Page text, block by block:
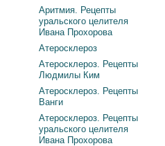
Аритмия. Рецепты
уральского целителя
Ивана Прохорова
Атеросклероз
Атеросклероз. Рецепты
Людмилы Ким
Атеросклероз. Рецепты
Ванги
Атеросклероз. Рецепты
уральского целителя
Ивана Прохорова